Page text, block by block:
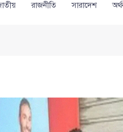
রাজনীতি সারাদেশ